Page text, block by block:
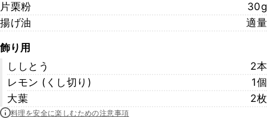
片栗粉
30g
揚げ油
適量
飾り用
ししとう
2本
レモン (くし切り)
1個
大葉
2枚
料理を安全に楽しむための注意事項